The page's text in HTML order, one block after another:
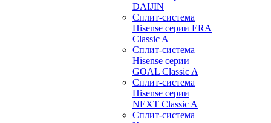
DAIJIN
Сплит-система
Hisense серии ERA
Classic A
Сплит-система
Hisense серии
GOAL Classic A
Сплит-система
Hisense серии
NEXT Classic A
Сплит-система